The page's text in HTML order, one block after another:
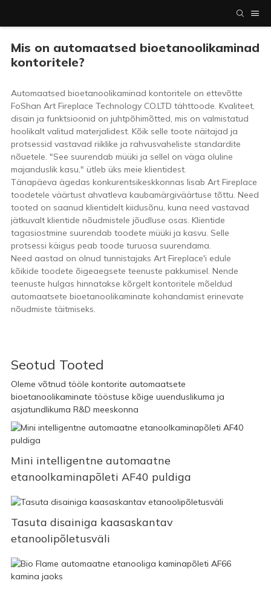
Mis on automaatsed bioetanoolikaminad
kontoritele?
Automaatsed bioetanoolikaminad kontoritele on ettevõtte
FoShan Art Fireplace Technology CO.LTD tähttoode. Kvaliteet,
disain ja funktsioonid on juhtpõhimõtted, mis on valmistatud
hoolikalt valitud materjalidest. Kõik selle toote näitajad ja
protsessid vastavad riiklike ja rahvusvaheliste standardite
nõuetele. "See suurendab müüki ja sellel on väga oluline
majanduslik kasu," ütleb üks meie klientidest.
Tänapäeva ägedas konkurentsikeskkonnas lisab Art Fireplace
toodetele väärtust ahvatleva kaubamärgiväärtuse tõttu. Need
tooted on saanud klientidelt kiidusõnu, kuna need vastavad
jätkuvalt klientide nõudmistele jõudluse osas. Klientide
tagasiostmine suurendab toodete müüki ja kasvu. Selle
protsessi käigus peab toode turuosa suurendama.
Need aastad on olnud tunnistajaks Art Fireplace'i edule
kõikide toodete õigeaegsete teenuste pakkumisel. Nende
teenuste hulgas hinnatakse kõrgelt kontoritele mõeldud
automaatsete bioetanoolikaminate kohandamist erinevate
nõudmiste täitmiseks.
Seotud Tooted
Oleme võtnud tööle kontorite automaatsete
bioetanoolikaminate tööstuse kõige uuenduslikuma ja
asjatundlikuma R&D meeskonna
Mini intelligentne automaatne
etanoolkaminapõleti AF40 puldiga
Tasuta disainiga kaasaskantav
etanoolipõletusväli